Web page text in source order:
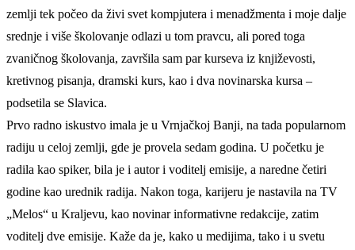
zemlji tek počeo da živi svet kompjutera i menadžmenta i moje dalje
srednje i više školovanje odlazi u tom pravcu, ali pored toga
zvaničnog školovanja, završila sam par kurseva iz književosti,
kretivnog pisanja, dramski kurs, kao i dva novinarska kursa –
podsetila se Slavica.
Prvo radno iskustvo imala je u Vrnjačkoj Banji, na tada popularnom
radiju u celoj zemlji, gde je provela sedam godina. U početku je
radila kao spiker, bila je i autor i voditelj emisije, a naredne četiri
godine kao urednik radija. Nakon toga, karijeru je nastavila na TV
„Melos“ u Kraljevu, kao novinar informativne redakcije, zatim
voditelj dve emisije. Kaže da je, kako u medijima, tako i u svetu